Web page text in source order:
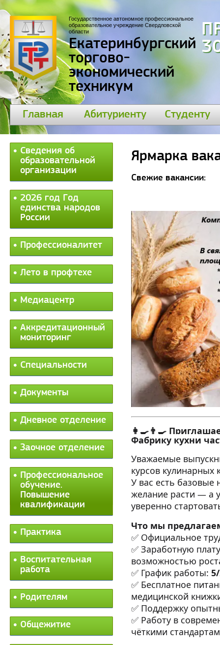
Государственное автономное профессиональное
образовательное учреждение Свердловской
области
Екатеринбургский
торгово-
экономический
техникум
Главная Абитуриенту Студенту
Сведения об
образовательной
организации
2026 год Год
единства народов
России
Профессионалитет
Лето в профтехе
Медиацентр
Аккредитационный
мониторинг
Специальности
Документы
Дневное отделение
Заочное отделение
Профессиональное
обучение.
Повышение
квалификации
Практика
Воспитательная
работа
Родителям
Общежитие
Ярмарка
Свежие вакансии:
👩‍🍳👨‍🍳
Фабрику кухни
Уважаемые
курсов кулинарных
У вас есть базовые
желание расти — а
уверенно
Что мы
✅ Официальное
✅ Заработную
возможностью
✅ График работы:
✅ Бесплатное
медицинской
✅ Поддержку
✅ Работу в
чёткими